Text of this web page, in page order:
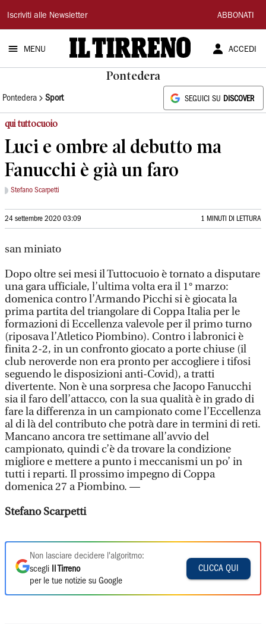
Il
Tirreno
Iscriviti alle Newsletter ABBONATI
MENU ACCEDI
Pontedera
Pontedera Sport SEGUICI SU DISCOVER
qui tuttocuoio
Luci e ombre al debutto ma
Fanucchi è già un faro
Stefano Scarpetti
24 settembre 2020 03:09 1 MINUTI DI LETTURA
san miniato
Dopo oltre sei mesi il Tuttocuoio è tornato a disputare
una gara ufficiale, l’ultima volta era il 1° marzo:
domenica contro l’Armando Picchi si è giocata la
prima partita del triangolare di Coppa Italia per le
formazioni di Eccellenza valevole per il primo turno
(riposava l’Atletico Piombino). Contro i labronici è
finita 2-2, in un confronto giocato a porte chiuse (il
club neroverde non era pronto per accogliere i tifosi
seguendo le disposizioni anti-Covid), a tratti
divertente. Non è una sorpresa che Jacopo Fanucchi
sia il faro dell’attacco, con la sua qualità è in grado di
fare la differenza in un campionato come l’Eccellenza
al di là del contributo che potrà dare in termini di reti.
Mancano ancora tre settimane all’avvio del
campionato, quindi c’è da trovare la condizione
migliore e mettere a punto i meccanismi un po’ in
tutti i reparti. Il prossimo impegno di Coppa
domenica 27 a Piombino. —
Stefano Scarpetti
Non lasciare decidere l'algoritmo:
scegli
Il Tirreno
per le tue notizie su Google
CLICCA QUI